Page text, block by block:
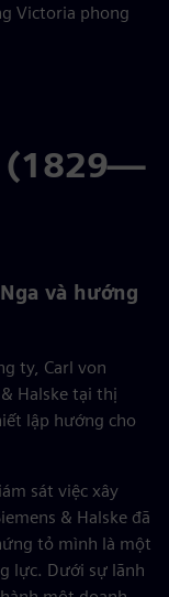
Victoria phong
(1829—
và hướng
ty, Carl von
Halske tại thị
lập hướng cho
sát việc xây
& Halske đã
tỏ mình là một
lực. Dưới sự lãnh